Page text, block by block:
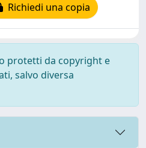
Richiedi una copia
protetti da copyright e
salvo diversa